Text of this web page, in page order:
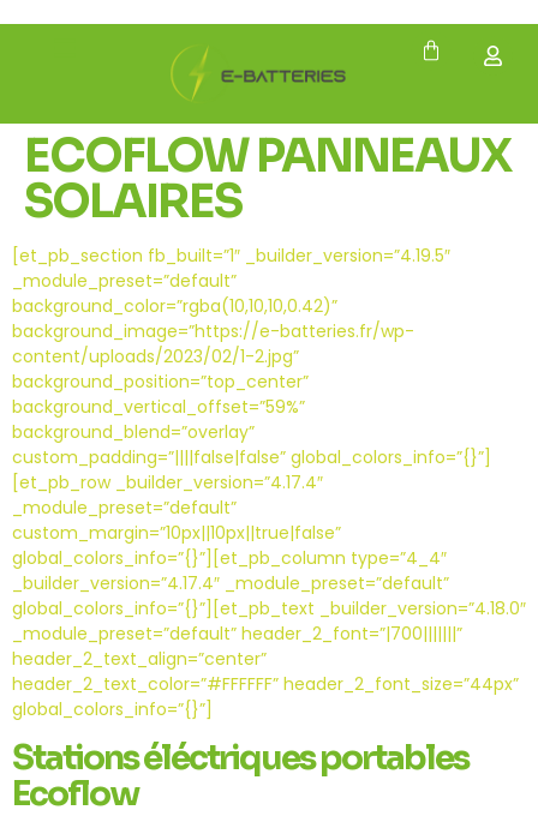
ECOFLOW PANNEAUX
SOLAIRES
[et_pb_section fb_built=”1″ _builder_version=”4.19.5″
_module_preset=”default”
background_color=”rgba(10,10,10,0.42)”
background_image=”https://e-batteries.fr/wp-
content/uploads/2023/02/1-2.jpg”
background_position=”top_center”
background_vertical_offset=”59%”
background_blend=”overlay”
custom_padding=”||||false|false” global_colors_info=”{}”]
[et_pb_row _builder_version=”4.17.4″
_module_preset=”default”
custom_margin=”10px||10px||true|false”
global_colors_info=”{}”][et_pb_column type=”4_4″
_builder_version=”4.17.4″ _module_preset=”default”
global_colors_info=”{}”][et_pb_text _builder_version=”4.18.0″
_module_preset=”default” header_2_font=”|700|||||||”
header_2_text_align=”center”
header_2_text_color=”#FFFFFF” header_2_font_size=”44px”
global_colors_info=”{}”]
Stations éléctriques portables
Ecoflow